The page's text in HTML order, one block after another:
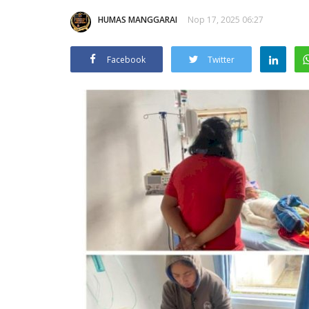
HUMAS MANGGARAI Nop 17, 2025 06:27
Facebook Twitter